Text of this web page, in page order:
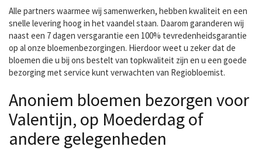
Alle partners waarmee wij samenwerken, hebben kwaliteit en een
snelle levering hoog in het vaandel staan. Daarom garanderen wij
naast een 7 dagen versgarantie een 100% tevredenheidsgarantie
op al onze bloemenbezorgingen. Hierdoor weet u zeker dat de
bloemen die u bij ons bestelt van topkwaliteit zijn en u een goede
bezorging met service kunt verwachten van Regiobloemist.
Anoniem bloemen bezorgen voor
Valentijn, op Moederdag of
andere gelegenheden